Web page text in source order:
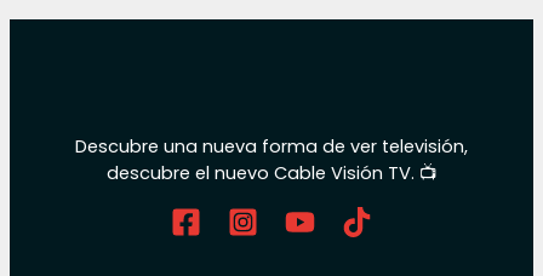
Descubre una nueva forma de ver televisión,
descubre el nuevo Cable Visión TV. 📺